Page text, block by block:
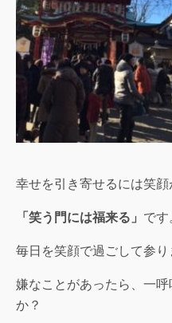
幸せを引き寄せるには笑顔
「笑う門には福来る」 です
毎日を笑顔で過ごして参り
嫌なことがあったら、一
か？